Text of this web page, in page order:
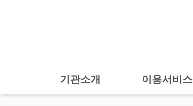
기관소개 이용서비스